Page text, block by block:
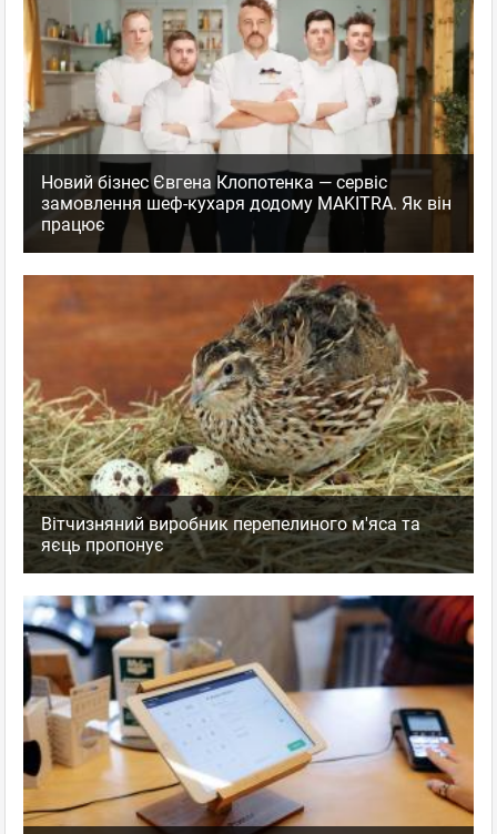
Новий бізнес Євгена Клопотенка — сервіс
замовлення шеф-кухаря додому MAKITRA. Як він
працює
Вітчизняний виробник перепелиного м'яса та
яєць пропонує